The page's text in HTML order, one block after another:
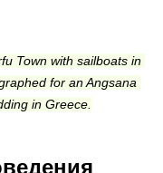
Town with sailboats in
for an Angsana
in Greece.